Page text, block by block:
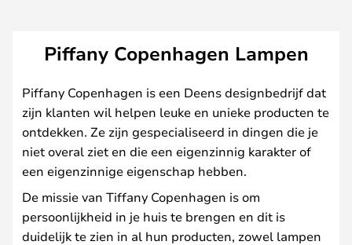
Piffany Copenhagen Lampen
Piffany Copenhagen is een Deens designbedrijf dat
zijn klanten wil helpen leuke en unieke producten te
ontdekken. Ze zijn gespecialiseerd in dingen die je
niet overal ziet en die een eigenzinnig karakter of
een eigenzinnige eigenschap hebben.
De missie van Tiffany Copenhagen is om
persoonlijkheid in je huis te brengen en dit is
duidelijk te zien in al hun producten, zowel lampen